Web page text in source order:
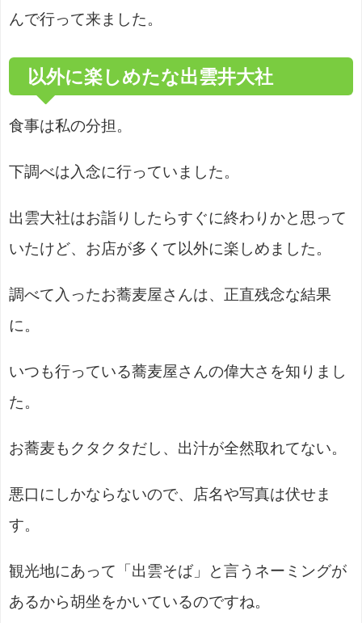
んで行って来ました。
以外に楽しめたな出雲井大社
食事は私の分担。
下調べは入念に行っていました。
出雲大社はお詣りしたらすぐに終わりかと思って
いたけど、お店が多くて以外に楽しめました。
調べて入ったお蕎麦屋さんは、正直残念な結果
に。
いつも行っている蕎麦屋さんの偉大さを知りまし
た。
お蕎麦もクタクタだし、出汁が全然取れてない。
悪口にしかならないので、店名や写真は伏せま
す。
観光地にあって「出雲そば」と言うネーミングが
あるから胡坐をかいているのですね。